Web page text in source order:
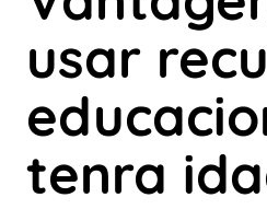
usar
tenra